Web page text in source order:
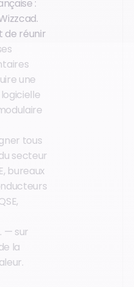
:
de réunir
une
tous
secteur
bureaux
— sur
la